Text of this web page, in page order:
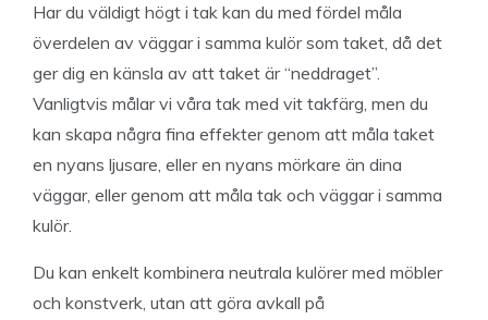
Har du väldigt högt i tak kan du med fördel måla
överdelen av väggar i samma kulör som taket, då det
ger dig en känsla av att taket är “neddraget”.
Vanligtvis målar vi våra tak med vit takfärg, men du
kan skapa några fina effekter genom att måla taket
en nyans ljusare, eller en nyans mörkare än dina
väggar, eller genom att måla tak och väggar i samma
kulör.
Du kan enkelt kombinera neutrala kulörer med möbler
och konstverk, utan att göra avkall på